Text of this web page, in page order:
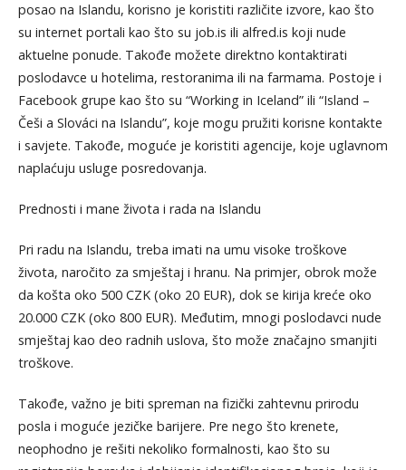
posao na Islandu, korisno je koristiti različite izvore, kao što
su internet portali kao što su job.is ili alfred.is koji nude
aktuelne ponude. Takođe možete direktno kontaktirati
poslodavce u hotelima, restoranima ili na farmama. Postoje i
Facebook grupe kao što su “Working in Iceland” ili “Island –
Češi a Slováci na Islandu”, koje mogu pružiti korisne kontakte
i savjete. Takođe, moguće je koristiti agencije, koje uglavnom
naplaćuju usluge posredovanja.
Prednosti i mane života i rada na Islandu
Pri radu na Islandu, treba imati na umu visoke troškove
života, naročito za smještaj i hranu. Na primjer, obrok može
da košta oko 500 CZK (oko 20 EUR), dok se kirija kreće oko
20.000 CZK (oko 800 EUR). Međutim, mnogi poslodavci nude
smještaj kao deo radnih uslova, što može značajno smanjiti
troškove.
Takođe, važno je biti spreman na fizički zahtevnu prirodu
posla i moguće jezičke barijere. Pre nego što krenete,
neophodno je rešiti nekoliko formalnosti, kao što su